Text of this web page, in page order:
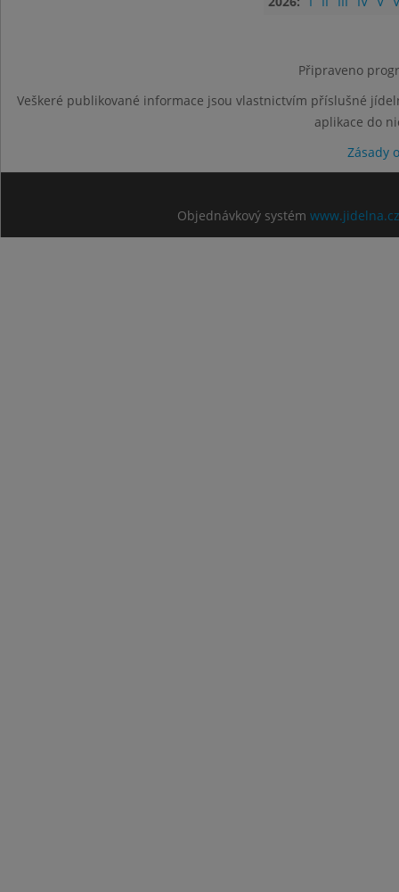
Připraveno
Veškeré publikované informace jsou vlastnictvím příslušné
aplikace do
Zásady
Objednávkový systém www.jidelna.cz